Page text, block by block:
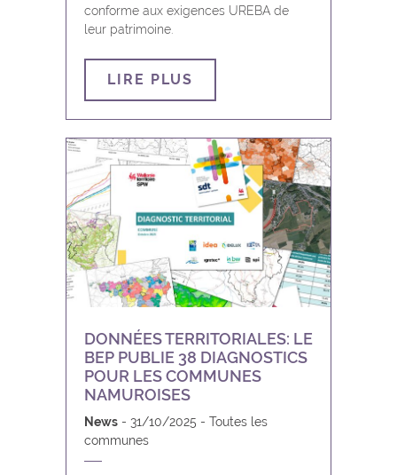
Floreffe
Fosses-la-Ville
Froidchapelle
Gedinne
Gembloux
Gerpinnes
Gesves
Hamois
Hastière
conforme aux exigences UREBA de
leur patrimoine.
LIRE PLUS
DONNÉES TERRITORIALES: LE
BEP PUBLIE 38 DIAGNOSTICS
POUR LES COMMUNES
NAMUROISES
News 31/10/2025
Toutes les
communes